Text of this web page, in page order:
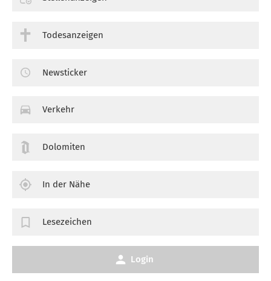
Todesanzeigen
Newsticker
Verkehr
Dolomiten
In der Nähe
Lesezeichen
Login